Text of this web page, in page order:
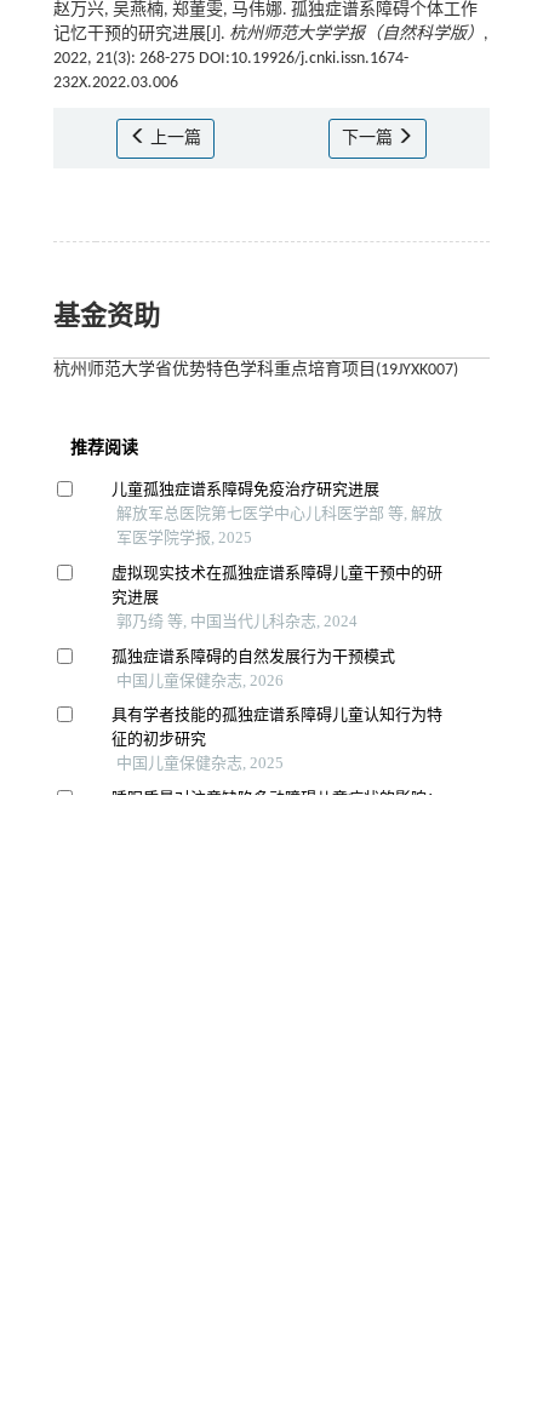
赵万兴, 吴燕楠, 郑董雯, 马伟娜. 孤独症谱系障碍个体工作
记忆干预的研究进展[J]. 杭州师范大学学报（自然科学版） ,
2022, 21(3): 268-275 DOI:10.19926/j.cnki.issn.1674-
232X.2022.03.006
上一篇 下一篇
基金资助
杭州师范大学省优势特色学科重点培育项目(19JYXK007)